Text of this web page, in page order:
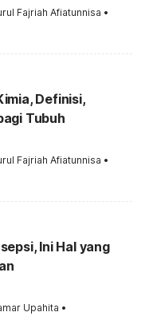
Fajriah Afiatunnisa •
Definisi,
Tubuh
Fajriah Afiatunnisa •
Ini Hal yang
Upahita •